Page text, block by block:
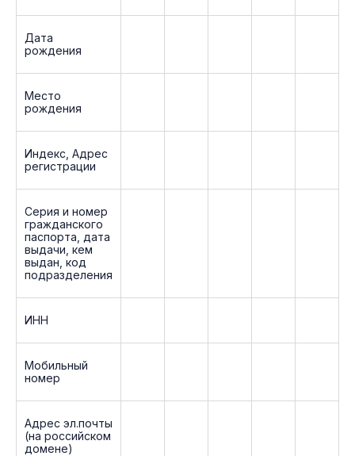
Дата
рождения
Место
рождения
Индекс, Адрес
регистрации
Серия и номер
гражданского
паспорта, дата
выдачи, кем
выдан, код
подразделения
ИНН
Мобильный
номер
Адрес эл.почты
(на российском
домене)